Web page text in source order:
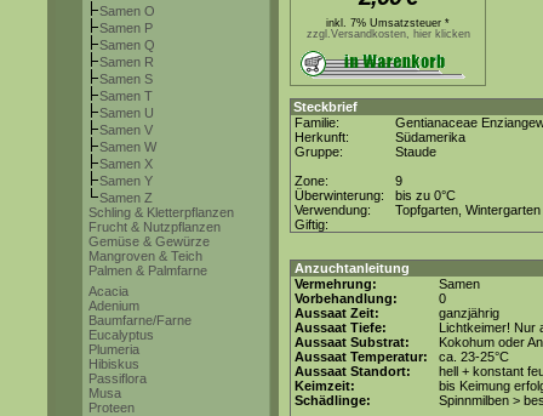
Samen O
Samen P
Samen Q
Samen R
Samen S
Samen T
Samen U
Samen V
Samen W
Samen X
Samen Y
Samen Z
Schling & Kletterpflanzen
Frucht & Nutzpflanzen
Gemüse & Gewürze
Mangroven & Teich
Palmen & Palmfarne
Acacia
Adenium
Baumfarne/Farne
Eucalyptus
Plumeria
Hibiskus
Passiflora
Musa
Proteen
inkl. 7% Umsatzsteuer *
zzgl.Versandkosten, hier klicken
Steckbrief
Familie:
Gentianaceae
Herkunft:
Südamerika
Gruppe:
Staude
Zone:
9
Überwinterung:
bis zu 0°C
Verwendung:
Topfgarten, Wintergarten
Giftig:
Anzuchtanleitung
Vermehrung:
Samen
Vorbehandlung:
0
Aussaat Zeit:
ganzjährig
Aussaat Tiefe:
Lichtkeimer! Nur
Aussaat Substrat:
Kokohum oder
Aussaat Temperatur:
ca. 23-25°C
Aussaat Standort:
hell + konstant
Keimzeit:
bis Keimung
Schädlinge:
Spinnmilben >